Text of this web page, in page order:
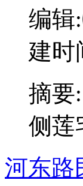
编辑
建时
摘要
侧莲
河东路